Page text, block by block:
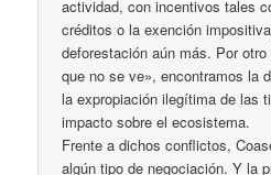
actividad, con incentivos tales
créditos o la exención
deforestación aún más. Por
que no se ve», encontramos la
la expropiación ilegítima de las
impacto sobre el ecosistema.
Frente a dichos conflictos,
algún tipo de negociación. Y la